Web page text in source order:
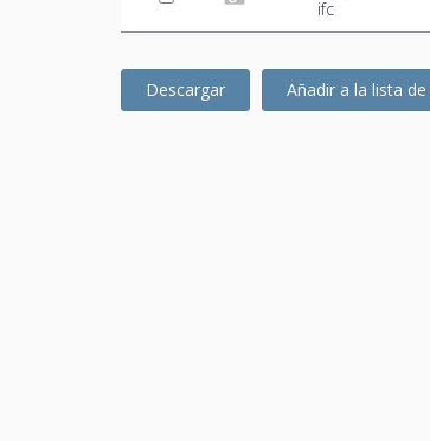
ifc
Descargar Añadir a la lista